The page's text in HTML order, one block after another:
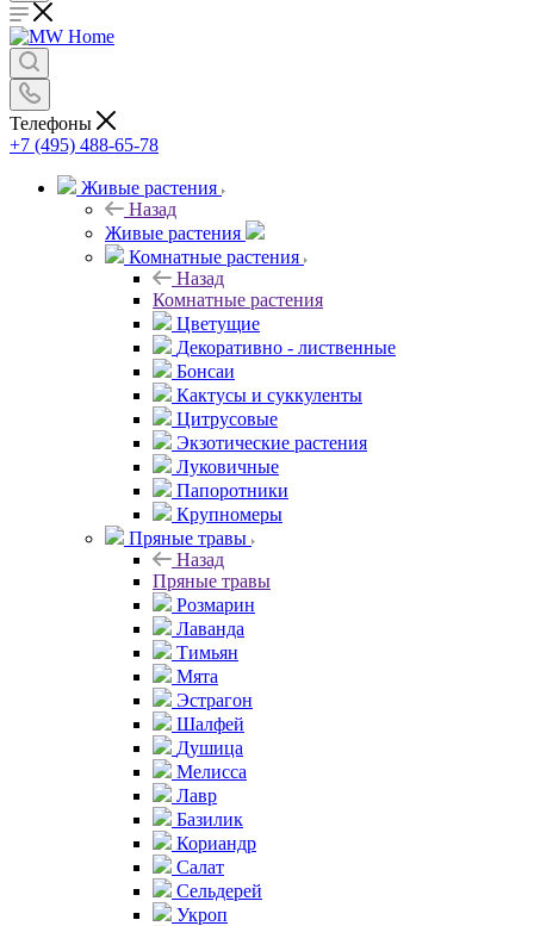
Телефоны
+7 (495) 488-65-78
Живые растения
Назад
Живые растения
Комнатные растения
Назад
Комнатные растения
Цветущие
Декоративно - лиственные
Бонсаи
Кактусы и суккуленты
Цитрусовые
Экзотические растения
Луковичные
Папоротники
Крупномеры
Пряные травы
Назад
Пряные травы
Розмарин
Лаванда
Тимьян
Мята
Эстрагон
Шалфей
Душица
Мелисса
Лавр
Базилик
Кориандр
Салат
Сельдерей
Укроп